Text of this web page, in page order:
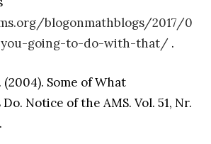
blogonmathblogs/2017/0
going-to-do-with-that/ .
Some of What
Notice of the AMS. Vol. 51, Nr.